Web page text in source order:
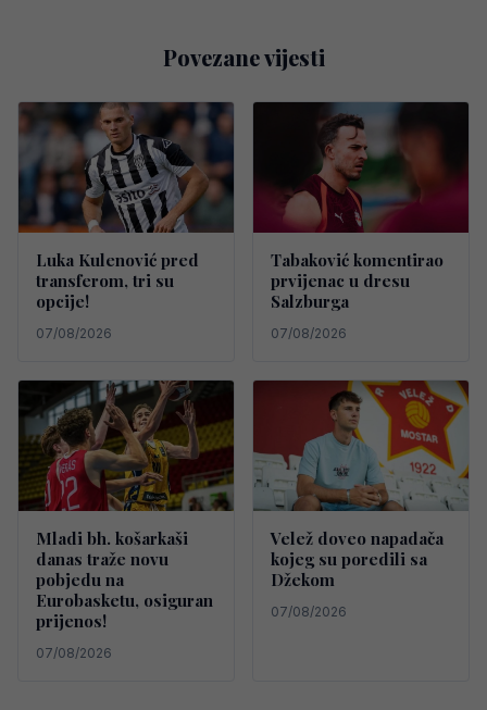
Povezane vijesti
Luka Kulenović pred
transferom, tri su
opcije!
07/08/2026
Tabaković komentirao
prvijenac u dresu
Salzburga
07/08/2026
Mladi bh. košarkaši
danas traže novu
pobjedu na
Eurobasketu, osiguran
prijenos!
07/08/2026
Velež doveo napadača
kojeg su poredili sa
Džekom
07/08/2026